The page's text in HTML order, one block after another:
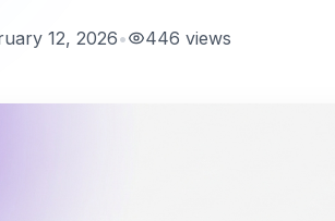
12, 2026• 446 views